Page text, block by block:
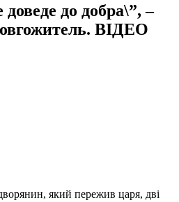
доведе до добра\”, –
ВІДЕО
який пережив царя, дві